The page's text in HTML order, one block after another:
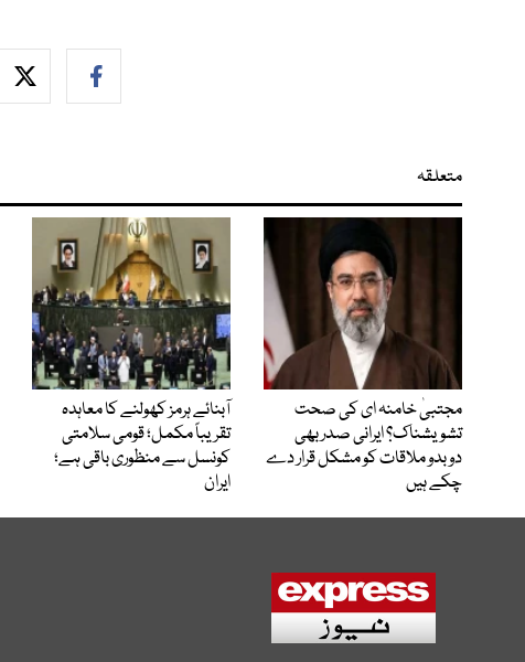
متعلقہ
مجتبیٰ خامنہ ای کی صحت
تشویشناک؟ ایرانی صدر بھی
دوبدو ملاقات کو مشکل قرار دے
چکے ہیں
آبنائے ہرمز کھولنے کا معاہدہ
تقریباً مکمل؛ قومی سلامتی
کونسل سے منظوری باقی ہے؛
ایران